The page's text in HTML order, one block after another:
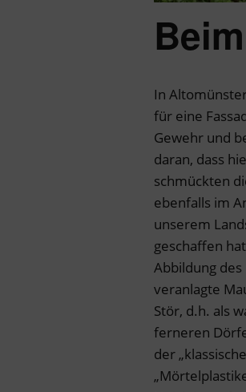
In
für eine
Gewehr und
daran, dass
schmückten
ebenfalls im
unserem
geschaffen
Abbildung
veranlagte
Stör, d.h. als
ferneren
der